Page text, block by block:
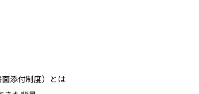
添付制度）とは